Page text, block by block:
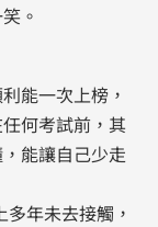
。
能一次上榜，
何考試前，其
能讓自己少走
年未去接觸，